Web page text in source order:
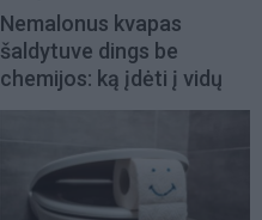
Nemalonus kvapas
šaldytuve dings be
chemijos: ką įdėti į vidų